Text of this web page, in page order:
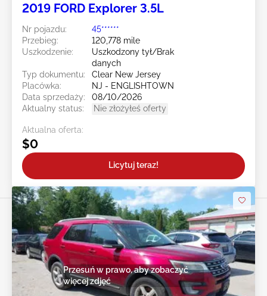
2019 FORD Explorer 3.5L
Nr pojazdu:
45******
Przebieg:
120,778 mile
Uszkodzenie:
Uszkodzony tył/Brak
danych
Typ dokumentu:
Clear New Jersey
Placówka:
NJ - ENGLISHTOWN
Data sprzedaży:
08/10/2026
Aktualny status:
Nie złożyłeś oferty
Aktualna oferta:
$0
Licytuj teraz!
Przesuń w prawo, aby zobaczyć
więcej zdjęć